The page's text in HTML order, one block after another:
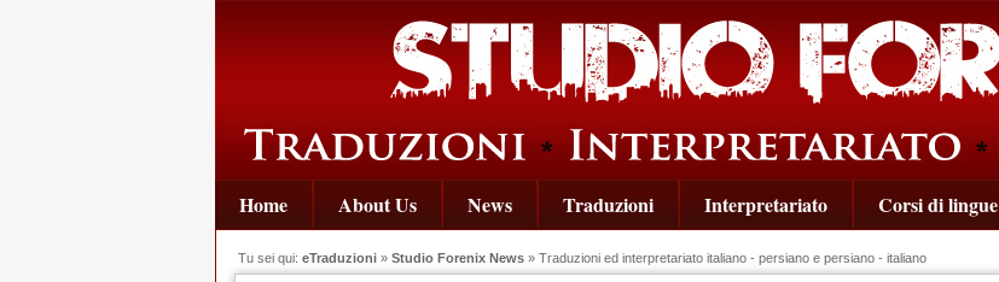
Home About Us News Traduzioni Interpretariato Corsi di lingue
Tu sei qui: eTraduzioni » Studio Forenix News » Traduzioni ed interpretariato italiano - persiano e persiano - italiano